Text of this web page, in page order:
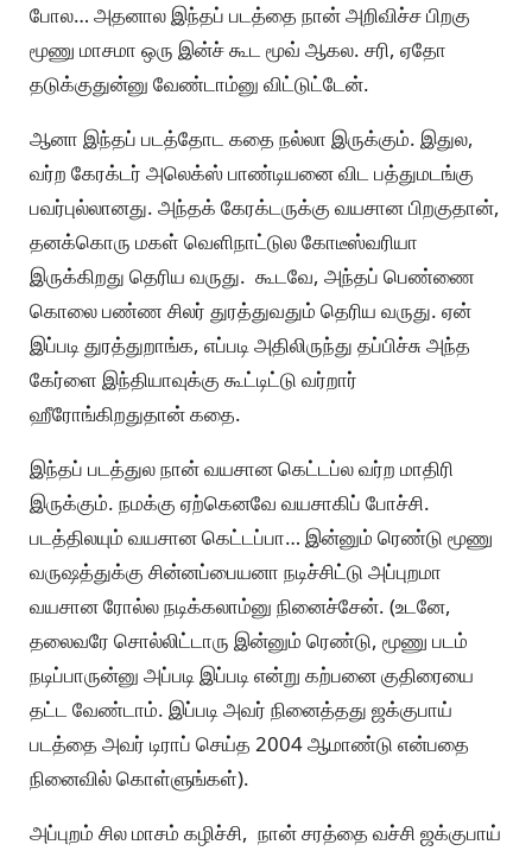
போல… அதனால இந்தப் படத்தை நான் அறிவிச்ச பிறகு
மூணு மாசமா ஒரு இன்ச் கூட மூவ் ஆகல. சரி, ஏதோ
தடுக்குதுன்னு வேண்டாம்னு விட்டுட்டேன்.
ஆனா இந்தப் படத்தோட கதை நல்லா இருக்கும். இதுல,
வர்ற கேரக்டர் அலெக்ஸ் பாண்டியனை விட பத்துமடங்கு
பவர்புல்லானது. அந்தக் கேரக்டருக்கு வயசான பிறகுதான்,
தனக்கொரு மகள் வெளிநாட்டுல கோடீஸ்வரியா
இருக்கிறது தெரிய வருது. கூடவே, அந்தப் பெண்ணை
கொலை பண்ண சிலர் துரத்துவதும் தெரிய வருது. ஏன்
இப்படி துரத்துறாங்க, எப்படி அதிலிருந்து தப்பிச்சு அந்த
கேர்ளை இந்தியாவுக்கு கூட்டிட்டு வர்றார்
ஹீரோங்கிறதுதான் கதை.
இந்தப் படத்துல நான் வயசான கெட்டப்ல வர்ற மாதிரி
இருக்கும். நமக்கு ஏற்கெனவே வயசாகிப் போச்சி.
படத்திலயும் வயசான கெட்டப்பா… இன்னும் ரெண்டு மூணு
வருஷத்துக்கு சின்னப்பையனா நடிச்சிட்டு அப்புறமா
வயசான ரோல்ல நடிக்கலாம்னு நினைச்சேன். (உடனே,
தலைவரே சொல்லிட்டாரு இன்னும் ரெண்டு, மூணு படம்
நடிப்பாருன்னு அப்படி இப்படி என்று கற்பனை குதிரையை
தட்ட வேண்டாம். இப்படி அவர் நினைத்தது ஜக்குபாய்
படத்தை அவர் டிராப் செய்த 2004 ஆமாண்டு என்பதை
நினைவில் கொள்ளுங்கள்).
அப்புறம் சில மாசம் கழிச்சி, நான் சரத்தை வச்சி ஜக்குபாய்